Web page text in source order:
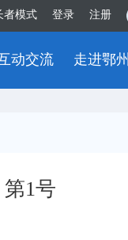
者模式 登录 注册
动交流 走进鄂州
1号